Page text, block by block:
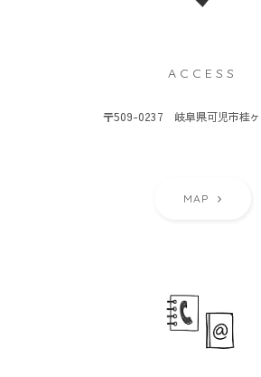
ACCESS
〒509-0237 岐阜県可児市桂
MAP